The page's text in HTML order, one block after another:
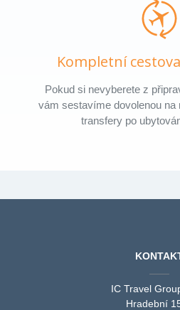
Kompletní
Pokud si nevyberete z
vám sestavíme dovolenou na
transfery po
IC Travel
Hradební